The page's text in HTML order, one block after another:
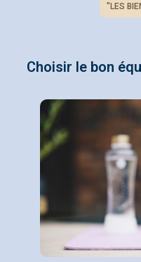
"LES
Choisir le bon